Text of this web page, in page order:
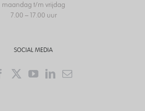
maandag t/m vrijdag
7.00 – 17.00 uur
SOCIAL MEDIA